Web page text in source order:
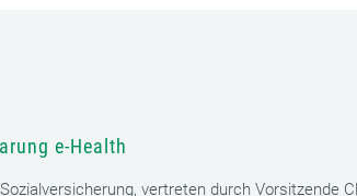
e-Health
vertreten durch Vorsitzende